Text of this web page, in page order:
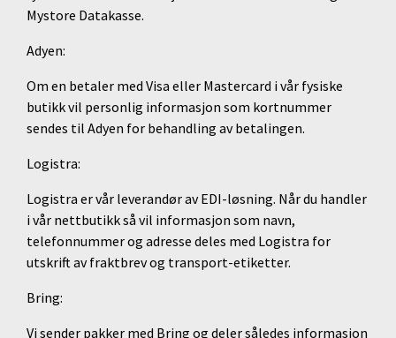
Mystore Datakasse.
Adyen:
Om en betaler med Visa eller Mastercard i vår fysiske
butikk vil personlig informasjon som kortnummer
sendes til Adyen for behandling av betalingen.
Logistra:
Logistra er vår leverandør av EDI-løsning. Når du handler
i vår nettbutikk så vil informasjon som navn,
telefonnummer og adresse deles med Logistra for
utskrift av fraktbrev og transport-etiketter.
Bring:
Vi sender pakker med Bring og deler således informasjon